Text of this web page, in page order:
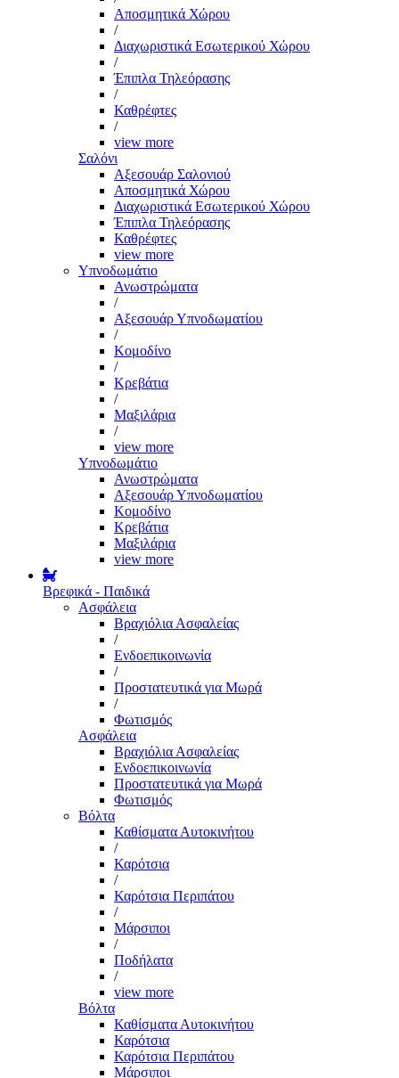
Αποσμητικά Χώρου
/
Διαχωριστικά Εσωτερικού Χώρου
/
Έπιπλα Τηλεόρασης
/
Καθρέφτες
/
view more
Σαλόνι
Αξεσουάρ Σαλονιού
Αποσμητικά Χώρου
Διαχωριστικά Εσωτερικού Χώρου
Έπιπλα Τηλεόρασης
Καθρέφτες
view more
Υπνοδωμάτιο
Ανωστρώματα
/
Αξεσουάρ Υπνοδωματίου
/
Κομοδίνο
/
Κρεβάτια
/
Μαξιλάρια
/
view more
Υπνοδωμάτιο
Ανωστρώματα
Αξεσουάρ Υπνοδωματίου
Κομοδίνο
Κρεβάτια
Μαξιλάρια
view more
Βρεφικά - Παιδικά
Ασφάλεια
Βραχιόλια Ασφαλείας
/
Ενδοεπικοινωνία
/
Προστατευτικά για Μωρά
/
Φωτισμός
Ασφάλεια
Βραχιόλια Ασφαλείας
Ενδοεπικοινωνία
Προστατευτικά για Μωρά
Φωτισμός
Βόλτα
Καθίσματα Αυτοκινήτου
/
Καρότσια
/
Καρότσια Περιπάτου
/
Μάρσιποι
/
Ποδήλατα
/
view more
Βόλτα
Καθίσματα Αυτοκινήτου
Καρότσια
Καρότσια Περιπάτου
Μάρσιποι